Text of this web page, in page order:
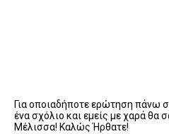
Για οποιαδήποτε ερώτηση πάνω
ένα σχόλιο και εμείς με χαρά θα
Μέλισσα! Καλώς Ήρθατε!